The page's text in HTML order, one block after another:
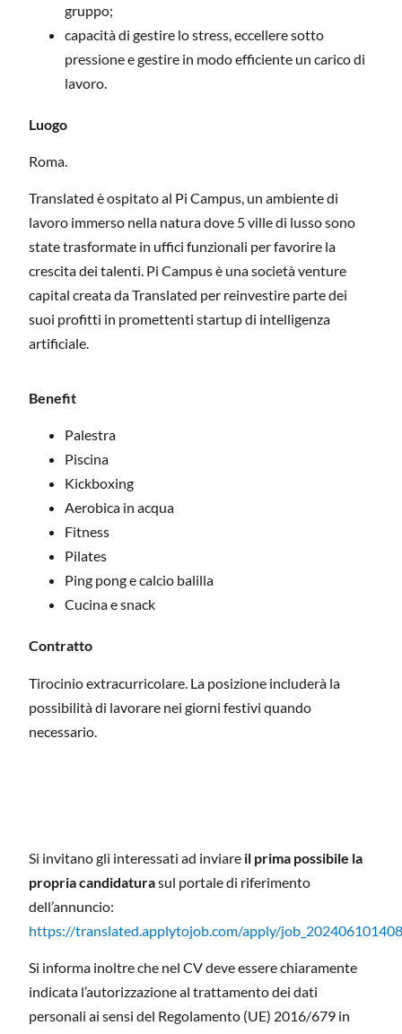
gruppo;
capacità di gestire lo stress, eccellere sotto
pressione e gestire in modo efficiente un carico di
lavoro.
Luogo
Roma.
Translated è ospitato al Pi Campus, un ambiente di
lavoro immerso nella natura dove 5 ville di lusso sono
state trasformate in uffici funzionali per favorire la
crescita dei talenti. Pi Campus è una società venture
capital creata da Translated per reinvestire parte dei
suoi profitti in promettenti startup di intelligenza
artificiale.
Benefit
Palestra
Piscina
Kickboxing
Aerobica in acqua
Fitness
Pilates
Ping pong e calcio balilla
Cucina e snack
Contratto
Tirocinio extracurricolare. La posizione includerà la
possibilità di lavorare nei giorni festivi quando
necessario.
Si invitano gli interessati ad inviare il prima possibile la
propria candidaturasul portale di riferimento
dell’annuncio:
https://translated.applytojob.com/apply/
Si informa inoltre che nel CV deve essere chiaramente
indicata l’autorizzazione al trattamento dei dati
personali ai sensi del Regolamento (UE) 2016/679 in